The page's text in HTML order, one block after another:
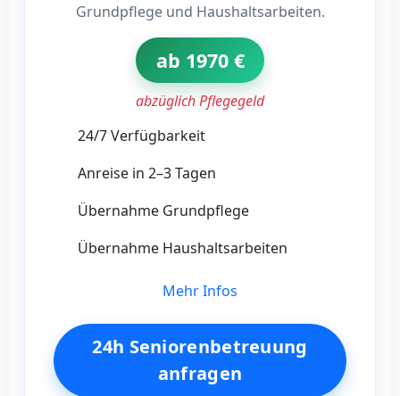
Grundpflege und Haushaltsarbeiten.
ab 1970 €
abzüglich Pflegegeld
24/7 Verfügbarkeit
Anreise in 2–3 Tagen
Übernahme Grundpflege
Übernahme Haushaltsarbeiten
Mehr Infos
24h Seniorenbetreuung
anfragen